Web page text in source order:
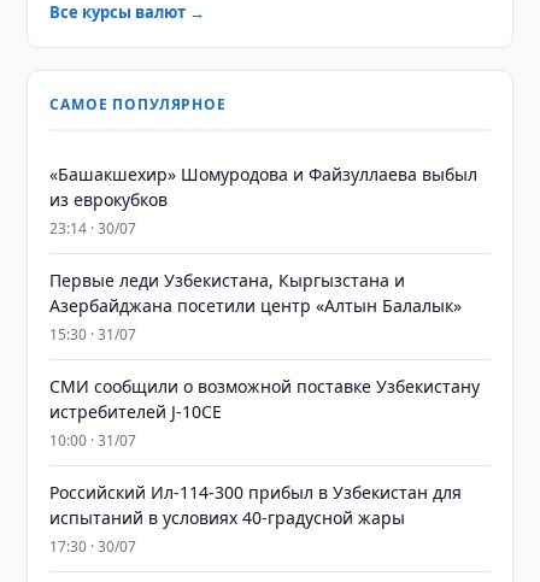
Все курсы валют →
САМОЕ ПОПУЛЯРНОЕ
«Башакшехир» Шомуродова и Файзуллаева выбыл
из еврокубков
23:14 · 30/07
Первые леди Узбекистана, Кыргызстана и
Азербайджана посетили центр «Алтын Балалык»
15:30 · 31/07
СМИ сообщили о возможной поставке Узбекистану
истребителей J-10CE
10:00 · 31/07
Российский Ил-114-300 прибыл в Узбекистан для
испытаний в условиях 40-градусной жары
17:30 · 30/07